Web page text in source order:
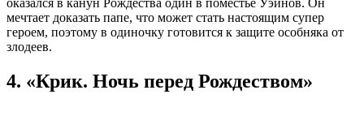
оказался в канун Рождества один в поместье Уэйнов. Он
мечтает доказать папе, что может стать настоящим супер
героем, поэтому в одиночку готовится к защите особняка от
злодеев.
4. «Крик. Ночь перед Рождеством»